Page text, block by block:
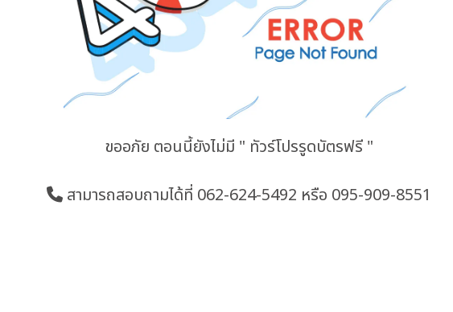
ขออภัย ตอนนี้ยังไม่มี " ทัวร์โปรรูดบัตรฟรี "
สามารถสอบถามได้ที่ 062-624-5492 หรือ 095-909-8551